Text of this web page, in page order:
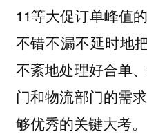
11等大促订单峰值
不错不漏不延时地
不紊地处理好合单
门和物流部门的需
够优秀的关键大考。